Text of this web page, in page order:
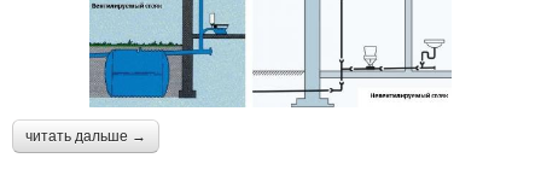
читать дальше →